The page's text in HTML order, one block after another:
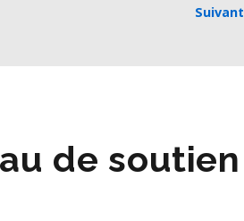
Suivant
de soutien